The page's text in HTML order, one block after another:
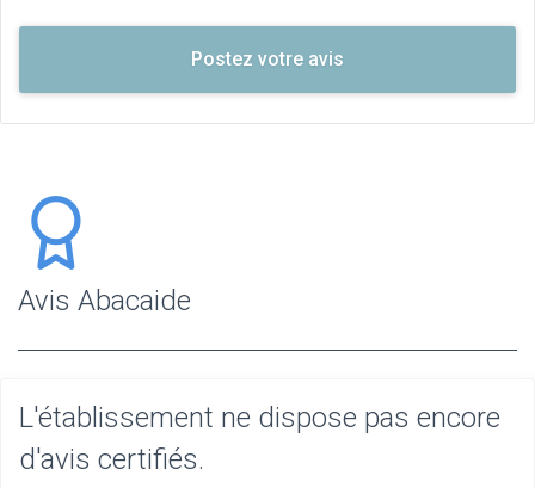
Avis Abacaide
L'établissement ne dispose pas encore
d'avis certifiés.